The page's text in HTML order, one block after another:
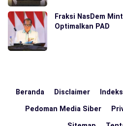
Fraksi NasDem
Optimalkan PAD
Beranda Disclaimer Indeks
Pedoman Media Siber